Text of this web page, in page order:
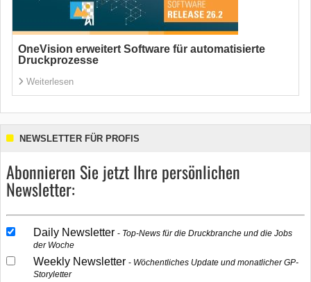
OneVision erweitert Software für automatisierte
Druckprozesse
Weiterlesen
NEWSLETTER FÜR PROFIS
Abonnieren Sie jetzt Ihre persönlichen
Newsletter:
Daily Newsletter
Top-News für die Druckbranche und die Jobs
der Woche
Weekly Newsletter
Wöchentliches Update und monatlicher GP-
Storyletter